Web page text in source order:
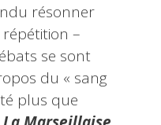
résonner
–
se sont
du « sang
plus que